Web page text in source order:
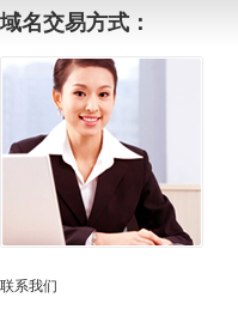
域名交易方式：
联系我们